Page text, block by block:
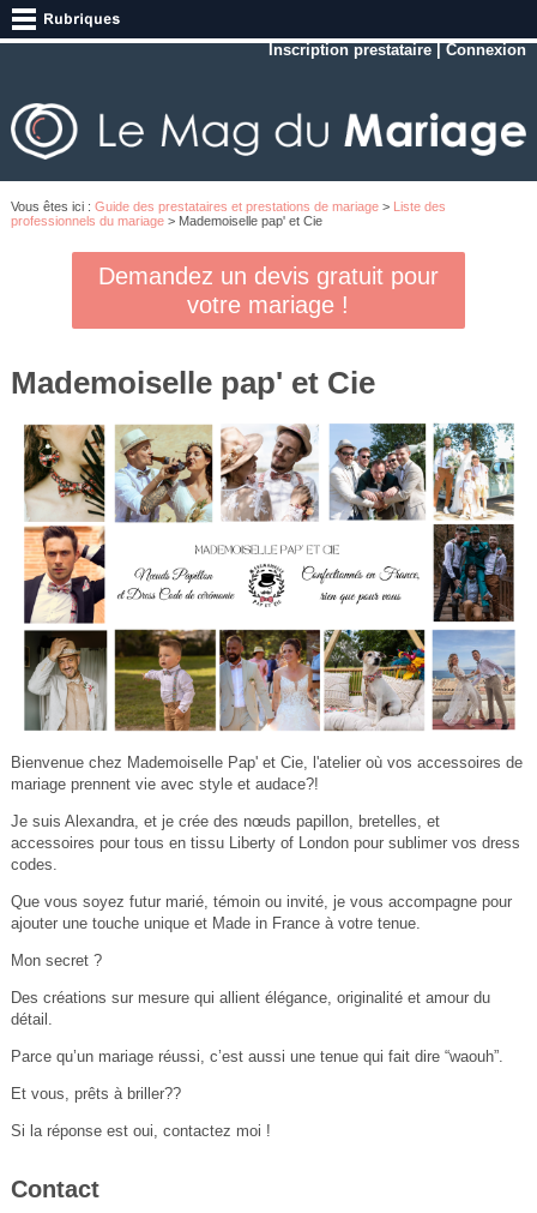
Inscription prestataire |Connexion
Vous êtes ici : Guide des prestataires et prestations de mariage> Liste des
professionnels du mariage> Mademoiselle pap' et Cie
Demandez un devis gratuit pour
votre mariage !
Mademoiselle pap' et Cie
Bienvenue chez Mademoiselle Pap' et Cie, l'atelier où vos accessoires de
mariage prennent vie avec style et audace?!
Je suis Alexandra, et je crée des nœuds papillon, bretelles, et
accessoires pour tous en tissu Liberty of London pour sublimer vos dress
codes.
Que vous soyez futur marié, témoin ou invité, je vous accompagne pour
ajouter une touche unique et Made in France à votre tenue.
Mon secret ?
Des créations sur mesure qui allient élégance, originalité et amour du
détail.
Parce qu’un mariage réussi, c’est aussi une tenue qui fait dire “waouh”.
Et vous, prêts à briller??
Si la réponse est oui, contactez moi !
Contact